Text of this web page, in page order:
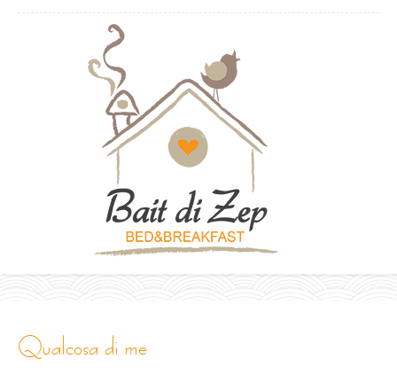
qualcosa di me